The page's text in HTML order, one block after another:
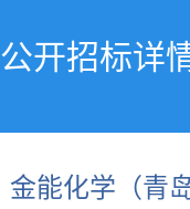
公开招标详
金能化学（青